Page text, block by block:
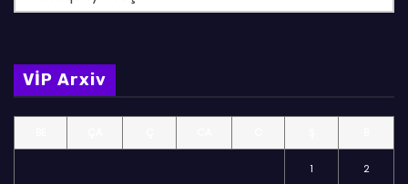
ö
m
l
VİP Arxiv
1 2